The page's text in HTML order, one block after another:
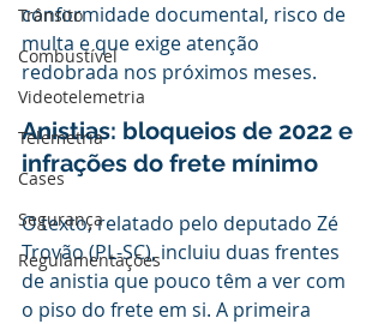
Trânsito
Combustível
Videotelemetria
Telemetria
Cases
Segurança
Regulamentações
conformidade documental, risco de
multa e que exige atenção
redobrada nos próximos meses.
Anistias: bloqueios de 2022 e
infrações do frete mínimo
O texto, relatado pelo deputado Zé
Trovão (PL-SC), incluiu duas frentes
de anistia que pouco têm a ver com
o piso do frete em si. A primeira